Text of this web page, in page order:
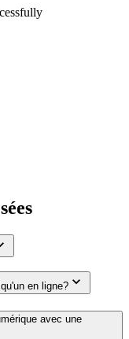
en ligne?
avec une